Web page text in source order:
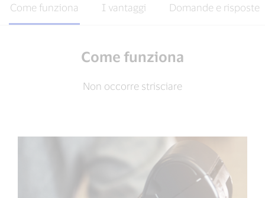
Come funziona I vantaggi Domande e risposte
Come funziona
Non occorre strisciare